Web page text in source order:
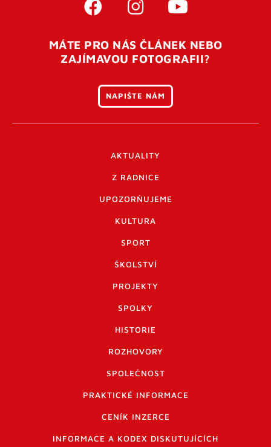
MÁTE PRO NÁS ČLÁNEK NEBO
ZAJÍMAVOU FOTOGRAFII?
NAPIŠTE NÁM
AKTUALITY
Z RADNICE
UPOZORŇUJEME
KULTURA
SPORT
ŠKOLSTVÍ
PROJEKTY
SPOLKY
HISTORIE
ROZHOVORY
SPOLEČNOST
PRAKTICKÉ INFORMACE
CENÍK INZERCE
INFORMACE A KODEX DISKUTUJÍCÍCH